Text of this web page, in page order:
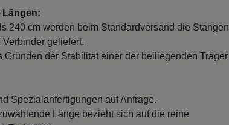
Längen:
240 cm werden beim Standardversand die Stangen
geliefert.
Gründen der Stabilität einer der beiliegenden Träger
Spezialanfertigungen auf Anfrage.
Länge bezieht sich auf die reine